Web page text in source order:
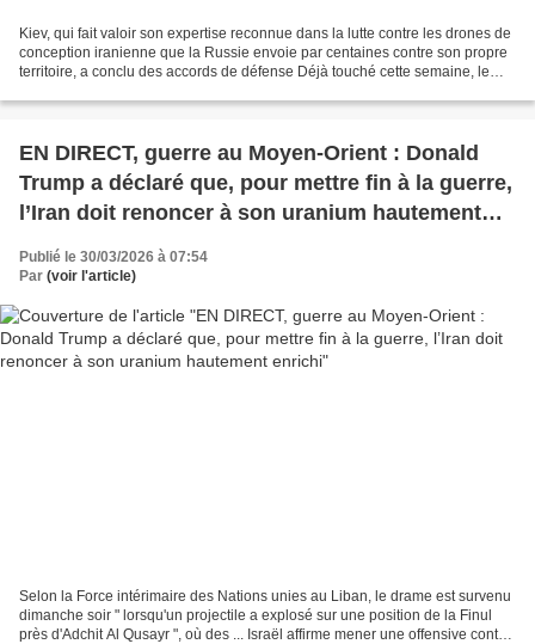
Kiev, qui fait valoir son expertise reconnue dans la lutte contre les drones de
conception iranienne que la Russie envoie par centaines contre son propre
territoire, a conclu des accords de défense Déjà touché cette semaine, le
EN DIRECT, guerre au Moyen-Orient : Donald
Trump a déclaré que, pour mettre fin à la guerre,
l’Iran doit renoncer à son uranium hautement
enrichi
Publié le 30/03/2026 à 07:54
Par (voir l'article)
Selon la Force intérimaire des Nations unies au Liban, le drame est survenu
dimanche soir " lorsqu'un projectile a explosé sur une position de la Finul
près d'Adchit Al Qusayr ", où des ... Israël affirme mener une offensive contre